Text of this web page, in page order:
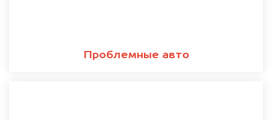
Проблемные авто